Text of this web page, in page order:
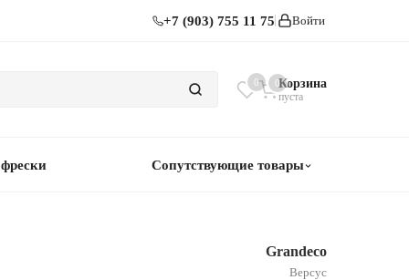
+7 (903) 755 11 75 Войти
0 0Корзина
пуста
Сопутствующие товары
Grandeco
Версус